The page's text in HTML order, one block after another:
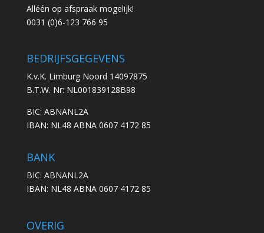
Alléén op afspraak mogelijk!
0031 (0)6-123 766 95
BEDRIJFSGEGEVENS
K.v.K. Limburg Noord 14097875
B.T.W. Nr: NL001839128B98
BIC: ABNANL2A
IBAN: NL48 ABNA 0607 4172 85
BANK
BIC: ABNANL2A
IBAN: NL48 ABNA 0607 4172 85
OVERIG